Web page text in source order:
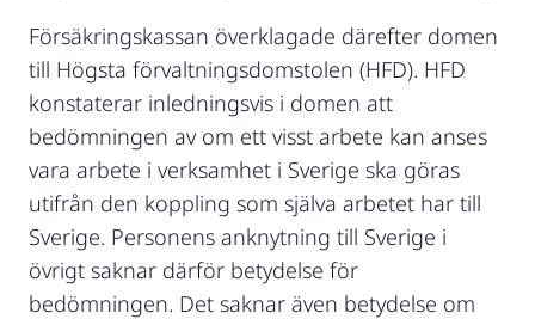
Försäkringskassan överklagade därefter domen
till Högsta förvaltningsdomstolen (HFD). HFD
konstaterar inledningsvis i domen att
bedömningen av om ett visst arbete kan anses
vara arbete i verksamhet i Sverige ska göras
utifrån den koppling som själva arbetet har till
Sverige. Personens anknytning till Sverige i
övrigt saknar därför betydelse för
bedömningen. Det saknar även betydelse om